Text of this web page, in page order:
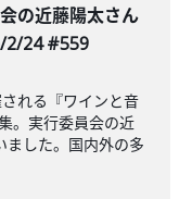
の近藤陽太さん
2/24 #559
れる『ワインと音
。実行委員会の近
ました。国内外の多